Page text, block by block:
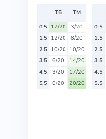
ТБ
ТМ
0.5 17/20
3/20
1.5 12/20
8/20
2.5 10/20 10/20
3.5
6/20
14/20
4.5
3/20
17/20
5.5
0/20 20/20
0.5
1.5
2.5
3.5
4.5
5.5